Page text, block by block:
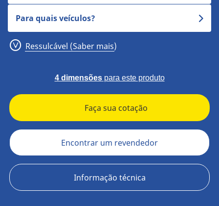
Para quais veículos?
Ressulcável (Saber mais)
4 dimensõespara este produto
Faça sua cotação
Encontrar um revendedor
Informação técnica